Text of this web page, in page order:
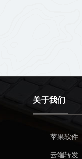
关于我们
苹果软件
云端转发